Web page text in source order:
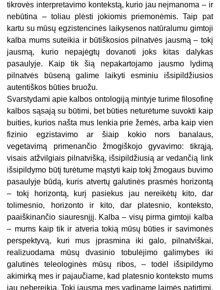
tikrovės interpretavimo kontekstą, kurio jau neįmanoma – ir
nebūtina – toliau plėsti jokiomis priemonėmis. Taip pat
kartu su mūsų egzistencinės laikysenos natūralumu gimtoji
kalba mums suteikia ir būtiškosios pilnatvės jausmą – tokį
jausmą, kurio nepajėgtų dovanoti joks kitas dalykas
pasaulyje. Kaip tik šią nepakartojamo jausmo lydimą
pilnatvės būseną galime laikyti esminiu išsipildžiusios
autentiškos būties bruožu.
Svarstydami apie kalbos ontologiją mintyje turime filosofinę
kalbos sąsają su būtimi, bet būties neturėtume suvokti kaip
buities, kurios našta mus lenkia prie žemės, arba kaip vien
fizinio egzistavimo ar šiaip kokio nors banalaus,
vegetavimą primenančio žmogiškojo gyvavimo: tikrąją,
visais atžvilgiais pilnatvišką, išsipildžiusią ar vedančią link
išsipildymo būtį turėtume mąstyti kaip tokį žmogaus buvimo
pasaulyje būdą, kuris atvertų galutinės prasmės horizontą
– tokį horizontą, kurį pasiekus jau nereikėtų kito, dar
tolimesnio, horizonto ir kito, dar platesnio, konteksto,
paaiškinančio siauresnįjį. Kalba – visų pirma gimtoji kalba
– mums kaip tik ir atveria tokią mūsų būties ir savimonės
perspektyvą, kuri mus įprasmina iki galo, pilnatviškai,
realizuodama mūsų dvasinio tobulėjimo galimybes iki
galutinės teleologinės mūsų ribos, – todėl išsipildymo
akimirką mes ir pajaučiame, kad platesnio konteksto mums
jau nebereikia. Tokį jausmą mes vadiname laimės patirtimi,